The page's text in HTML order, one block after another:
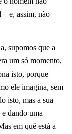
– e, assim, não
supomos que a
um só momento,
isto, porque
ele imagina, sem
isto, mas a sua
dando uma
em quê está a